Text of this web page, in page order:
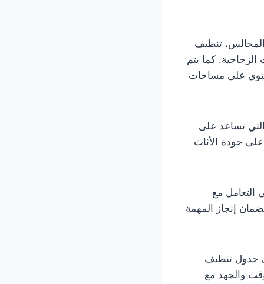
تنظيف
الزجاجية. كما يتم
على مساحات
تساعد على
جودة الأثاث
مع
إنجاز المهمة
جدول تنظيف
والجهد مع